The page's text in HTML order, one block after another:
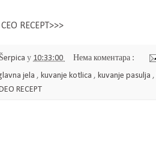
CEO RECEPT>>>
Šerpica у 10:33:00
Нема коментара :
jela , kuvanje kotlica , kuvanje pasulja ,
RECEPT